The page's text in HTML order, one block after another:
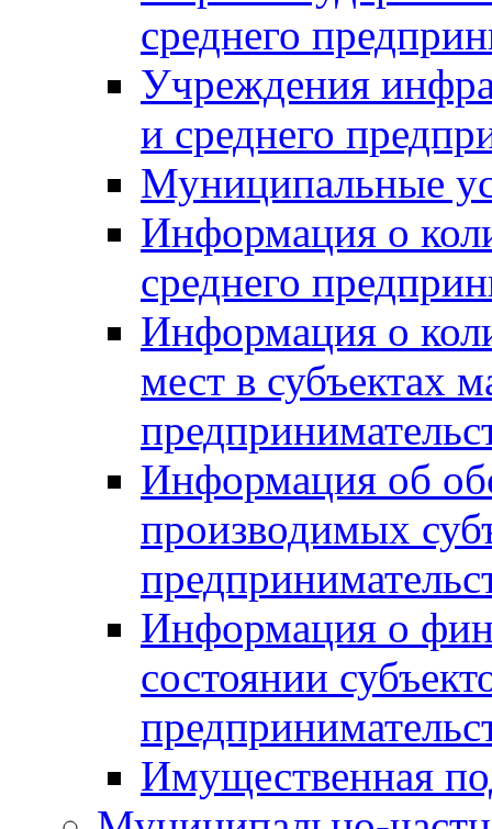
среднего
Учреждения
и среднего
Муниципальные
Информация о
среднего
Информация о
мест в субъектах
Информация об
производимых
Информация о
состоянии
Имущественная